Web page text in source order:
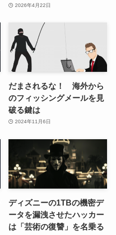
2026年4月22日
だまされるな！ 海外から
のフィッシングメールを見
破る鍵は
2024年11月6日
ディズニーの1TBの機密デ
ータを漏洩させたハッカー
は「芸術の復讐」を名乗る